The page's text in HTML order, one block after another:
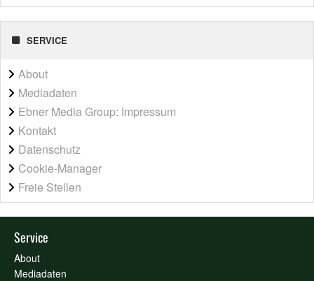
SERVICE
About
Mediadaten
Ebner Media Group: Impressum
Kontakt
Datenschutz
Cookie-Manager
Freie Stellen
Service
About
Mediadaten